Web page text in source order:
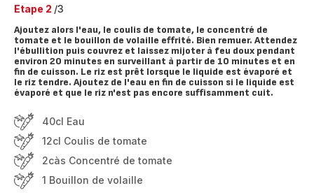
Etape 2 /3
Ajoutez alors l'eau, le coulis de tomate, le concentré de
tomate et le bouillon de volaille effrité. Bien remuer. Attendez
l'ébullition puis couvrez et laissez mijoter à feu doux pendant
environ 20 minutes en surveillant à partir de 10 minutes et en
fin de cuisson. Le riz est prêt lorsque le liquide est évaporé et
le riz tendre. Ajoutez de l'eau en fin de cuisson si le liquide est
évaporé et que le riz n'est pas encore suffisamment cuit.
40cl Eau
12cl Coulis de tomate
2càs Concentré de tomate
1 Bouillon de volaille